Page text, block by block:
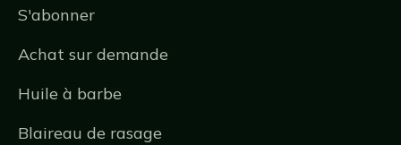
S'abonner
Achat sur demande
Huile à barbe
Blaireau de rasage